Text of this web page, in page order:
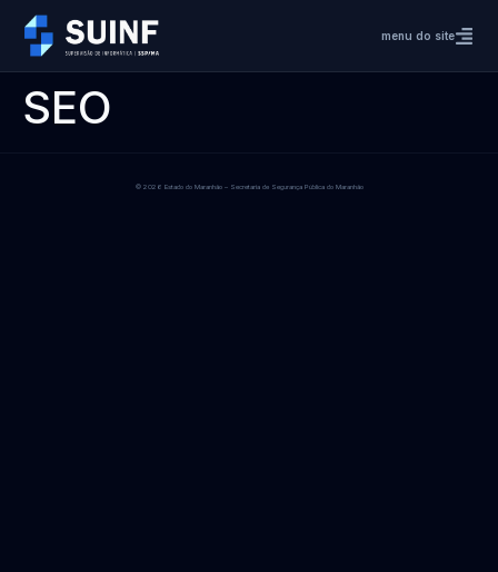
menu do site
SEO
© 2026 Estado do Maranhão – Secretaria de Segurança Pública do Maranhão